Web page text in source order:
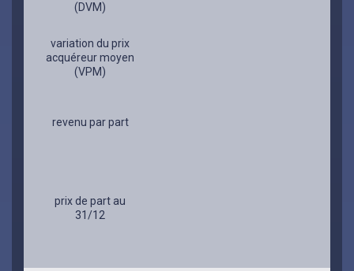
(DVM)
variation du prix
acquéreur moyen
(VPM)
revenu par part
prix de part au
31/12